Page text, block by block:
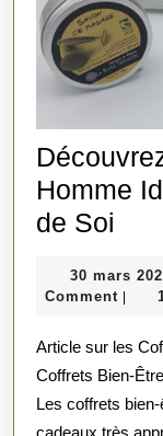
Homme
de Soi
Être
30 mars
Comment |
Article sur les Coffrets Bien-Être pour Hommes Les
Coffrets Bien-
Les coffrets
cadeaux très